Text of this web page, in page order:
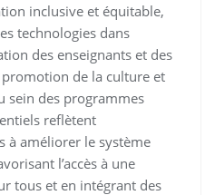
inclusive et équitable,
technologies dans
des enseignants et des
de la culture et
sein des programmes
reflètent
à améliorer le système
l’accès à une
tous et en intégrant des